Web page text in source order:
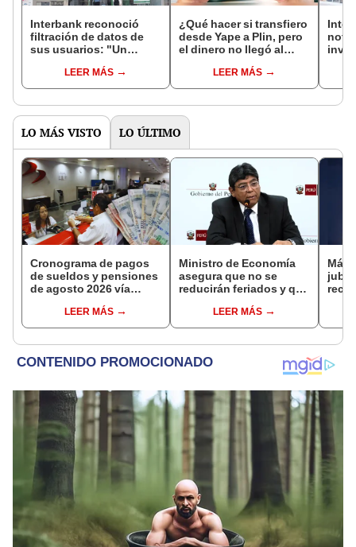
Interbank reconoció
filtración de datos de
sus usuarios: "Un
sido expuestos"
LEER MÁS
¿Qué hacer si transfiero
desde Yape a Plin, pero
el dinero no llegó al
las posibles causas y
soluciones
LEER MÁS
LO MÁS VISTO LO ÚLTIMO
Cronograma de pagos
de sueldos y pensiones
de agosto 2026 vía
conoce las fechas de
depósito
LEER MÁS
Ministro de Economía
asegura que no se
reducirán feriados y que
aumentará en dos
etapas
LEER MÁS
Más